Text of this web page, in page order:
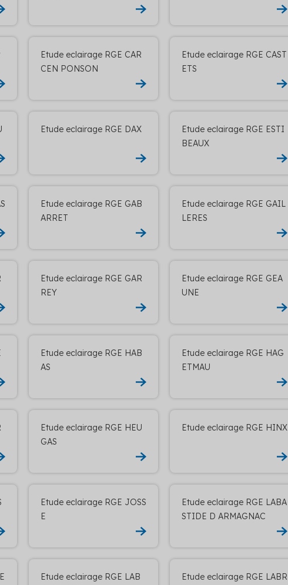
Etude eclairage RGE CAR
CEN PONSON
Etude eclairage RGE CAST
ETS
Etude eclairage RGE DAX
Etude eclairage RGE ESTI
BEAUX
Etude eclairage RGE GAB
ARRET
Etude eclairage RGE GAIL
LERES
Etude eclairage RGE GAR
REY
Etude eclairage RGE GEA
UNE
Etude eclairage RGE HAB
AS
Etude eclairage RGE HAG
ETMAU
Etude eclairage RGE HEU
GAS
Etude eclairage RGE HINX
Etude eclairage RGE JOSS
E
Etude eclairage RGE LABA
STIDE D ARMAGNAC
Etude eclairage RGE LAB
Etude eclairage RGE LABR